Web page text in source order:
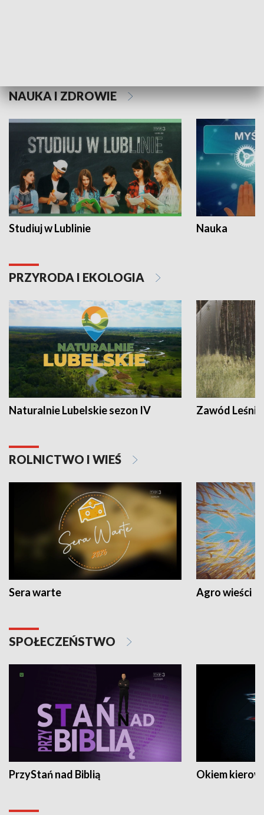
NAUKA I ZDROWIE
Studiuj w Lublinie Nauka
PRZYRODA I EKOLOGIA
Naturalnie Lubelskie sezon IV Zawód Leśnik
ROLNICTWO I WIEŚ
Sera warte Agro wieści
SPOŁECZEŃSTWO
PrzyStań nad Biblią Okiem